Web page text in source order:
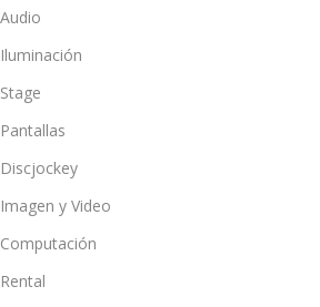
Audio
Iluminación
Stage
Pantallas
Discjockey
Imagen y Video
Computación
Rental